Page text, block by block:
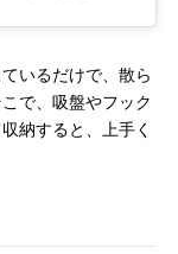
いるだけで、散ら
で、吸盤やフック
納すると、上手く